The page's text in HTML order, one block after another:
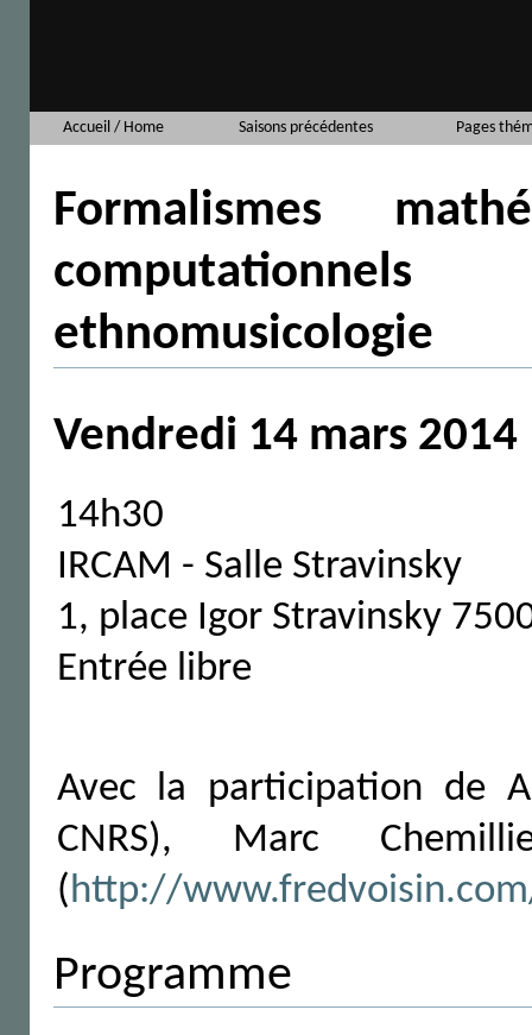
Accueil / Home Saisons précédentes Pages
Formalismes
ethnomusicologie
Vendredi 14 mars 2014
14h30
IRCAM - Salle Stravinsky
1, place Igor Stravinsky
Entrée libre
Avec la participation de
CNRS), Marc
(http://
Programme